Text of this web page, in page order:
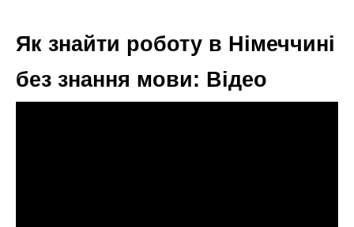
Як знайти роботу в Німеччині
без знання мови: Відео